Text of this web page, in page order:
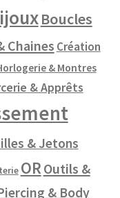
Boucles
Chaines Création
& Montres
& Apprêts
& Jetons
OR Outils &
& Body